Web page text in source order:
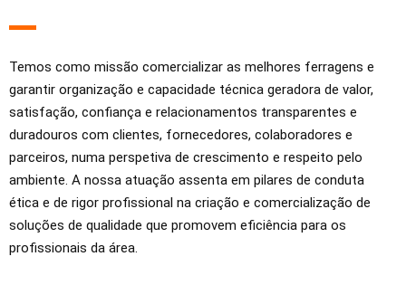
Temos como missão comercializar as melhores ferragens e
garantir organização e capacidade técnica geradora de valor,
satisfação, confiança e relacionamentos transparentes e
duradouros com clientes, fornecedores, colaboradores e
parceiros, numa perspetiva de crescimento e respeito pelo
ambiente. A nossa atuação assenta em pilares de conduta
ética e de rigor profissional na criação e comercialização de
soluções de qualidade que promovem eficiência para os
profissionais da área.